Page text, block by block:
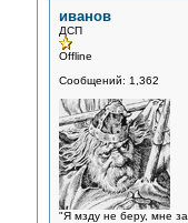
иванов
ДСП
Offline
Сообщений: 1,362
"Я мзду не беру, мне за